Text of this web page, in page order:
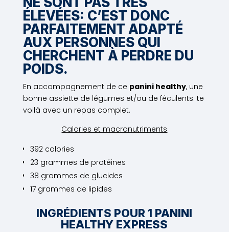
ÉLEVÉES: C’EST DONC
PARFAITEMENT ADAPTÉ
AUX PERSONNES QUI
CHERCHENT À PERDRE DU
POIDS.
En accompagnement de ce panini healthy, une
bonne assiette de légumes et/ou de féculents: te
voilà avec un repas complet.
Calories et macronutriments
392 calories
23 grammes de protéines
38 grammes de glucides
17 grammes de lipides
INGRÉDIENTS POUR 1 PANINI
HEALTHY EXPRESS